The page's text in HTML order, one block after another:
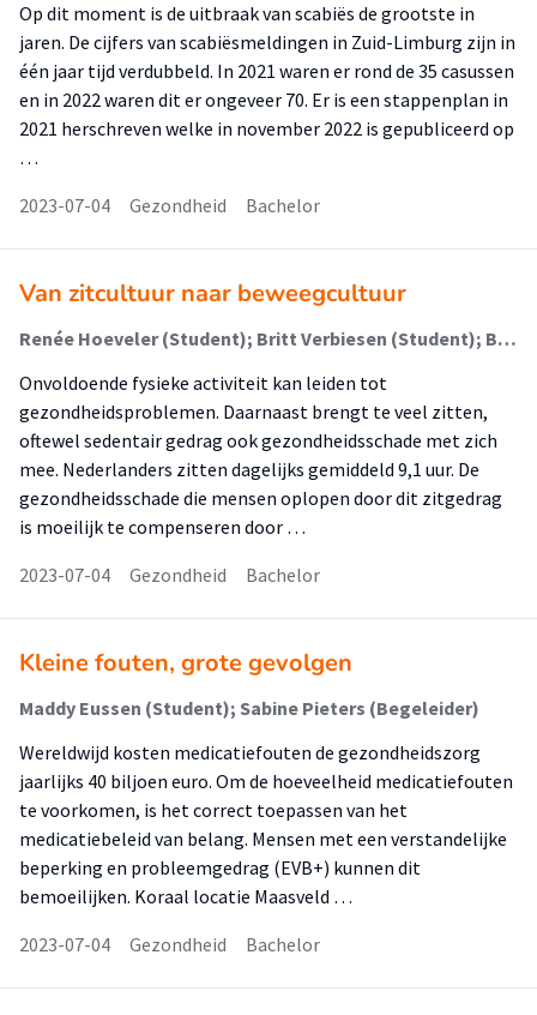
Op dit moment is de uitbraak van scabiës de grootste in
jaren. De cijfers van scabiësmeldingen in Zuid-Limburg zijn in
één jaar tijd verdubbeld. In 2021 waren er rond de 35 casussen
en in 2022 waren dit er ongeveer 70. Er is een stappenplan in
2021 herschreven welke in november 2022 is gepubliceerd op
…
2023-07-04
Gezondheid Bachelor
Van zitcultuur naar beweegcultuur
Renée Hoeveler (Student); Britt Verbiesen (Student); Bastienne de Rooij (Begeleider)
Onvoldoende fysieke activiteit kan leiden tot
gezondheidsproblemen. Daarnaast brengt te veel zitten,
oftewel sedentair gedrag ook gezondheidsschade met zich
mee. Nederlanders zitten dagelijks gemiddeld 9,1 uur. De
gezondheidsschade die mensen oplopen door dit zitgedrag
is moeilijk te compenseren door …
2023-07-04
Gezondheid Bachelor
Kleine fouten, grote gevolgen
Maddy Eussen (Student); Sabine Pieters (Begeleider)
Wereldwijd kosten medicatiefouten de gezondheidszorg
jaarlijks 40 biljoen euro. Om de hoeveelheid medicatiefouten
te voorkomen, is het correct toepassen van het
medicatiebeleid van belang. Mensen met een verstandelijke
beperking en probleemgedrag (EVB+) kunnen dit
bemoeilijken. Koraal locatie Maasveld …
2023-07-04
Gezondheid Bachelor